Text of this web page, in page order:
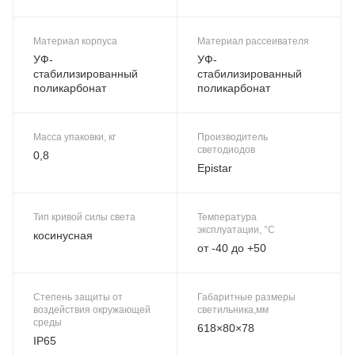
Материал корпуса
УФ-
стабилизированный
поликарбонат
Материал рассеивателя
УФ-
стабилизированный
поликарбонат
Масса упаковки, кг
0,8
Производитель
светодиодов
Epistar
Тип кривой силы света
косинусная
Температура
эксплуатации, °C
от -40 до +50
Степень защиты от
воздействия окружающей
среды
IP65
Габаритные размеры
светильника,мм
618×80×78